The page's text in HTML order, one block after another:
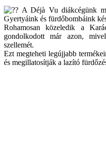
A Déjà Vu diákcégünk
Gyertyáink és fürdőbombáink
Rohamosan közeledik a
gondolkodott már azon,
szellemét.
Ezt megteheti legújjabb
és megillatosítják a lazító